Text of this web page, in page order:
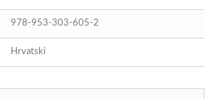
978-953-303-605-2
Hrvatski